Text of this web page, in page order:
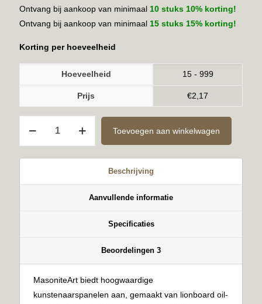
Ontvang bij aankoop van minimaal 10 stuks 10% korting!
Ontvang bij aankoop van minimaal 15 stuks 15% korting!
Korting per hoeveelheid
Hoeveelheid 15 - 999
Prijs €2,17
Toevoegen aan winkelwagen
Beschrijving
Aanvullende informatie
Specificaties
Beoordelingen 3
MasoniteArt biedt hoogwaardige
kunstenaarspanelen aan, gemaakt van lionboard oil-